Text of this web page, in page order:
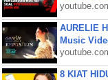
AURELIE
Music
8 KIAT